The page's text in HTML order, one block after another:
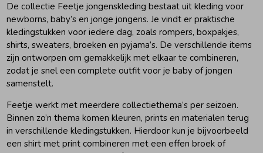
De collectie Feetje jongenskleding bestaat uit kleding voor
newborns, baby’s en jonge jongens. Je vindt er praktische
kledingstukken voor iedere dag, zoals rompers, boxpakjes,
shirts, sweaters, broeken en pyjama’s. De verschillende items
zijn ontworpen om gemakkelijk met elkaar te combineren,
zodat je snel een complete outfit voor je baby of jongen
samenstelt.
Feetje werkt met meerdere collectiethema’s per seizoen.
Binnen zo’n thema komen kleuren, prints en materialen terug
in verschillende kledingstukken. Hierdoor kun je bijvoorbeeld
een shirt met print combineren met een effen broek of